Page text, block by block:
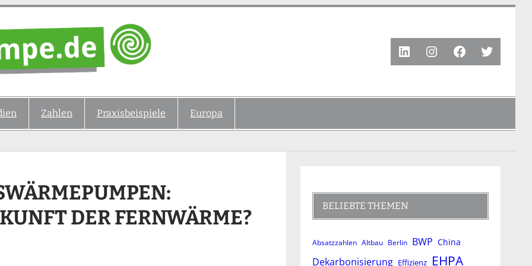
LinkedInInstagram
Facebook
Twitter
Zahlen Praxisbeispiele Europa
K
DER FERNWÄRME?
BELIEBTE THEMEN
Absatzzahlen Altbau Berlin BWP China
Dekarbonisierung Effizienz EHPA